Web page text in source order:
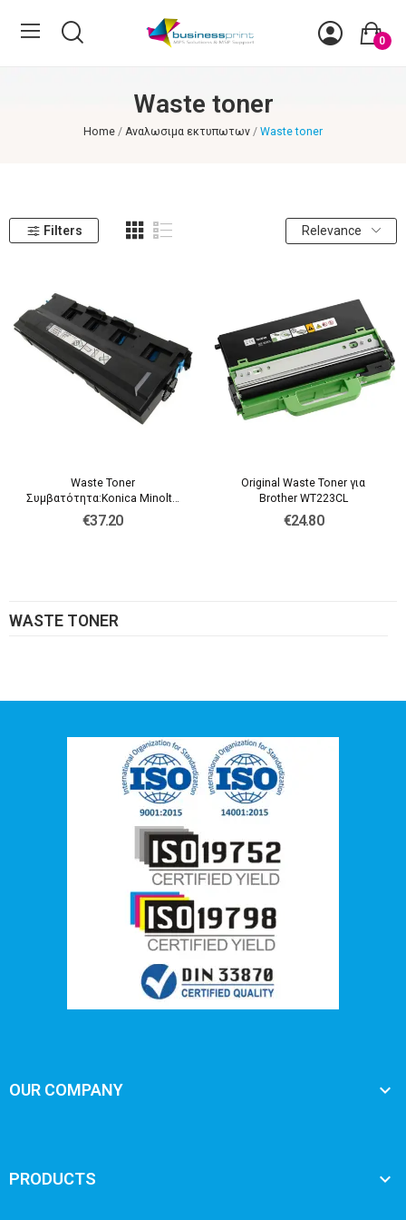
0
Waste toner
Home Αναλωσιμα εκτυπωτων Waste toner
WASTE TONER
Filters Relevance
Waste Toner
Συμβατότητα:Konica Minolta
WX103
€37.20
Original Waste Toner για
Brother WT223CL
€24.80
OUR COMPANY 
PRODUCTS 